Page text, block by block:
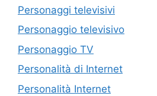
Personaggi televisivi
Personaggio televisivo
Personaggio TV
Personalità di Internet
Personalità Internet